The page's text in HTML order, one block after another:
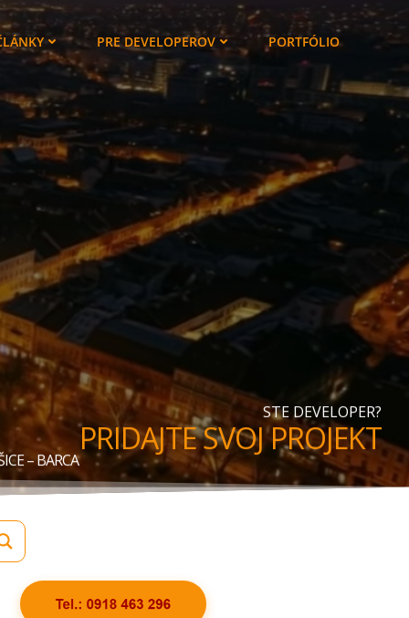
PRE DEVELOPEROV PORTFÓLIO
STE DEVELOPER?
PRIDAJTE SVOJ PROJEKT
– BARCA